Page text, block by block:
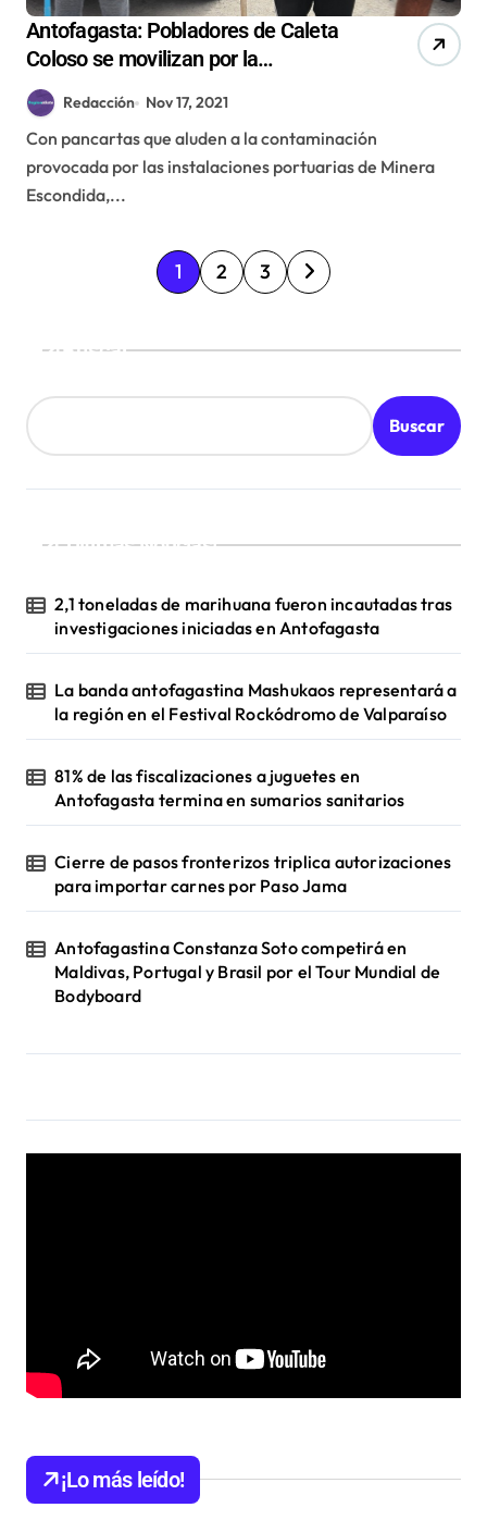
Antofagasta: Pobladores de Caleta
Coloso se movilizan por la
contaminación de Minera Escondida
e inician demanda civil
Redacción Nov 17, 2021
Con pancartas que aluden a la contaminación
provocada por las instalaciones portuarias de Minera
Escondida,...
P
a
a
c
ó
n
d
e
e
n
t
r
d
a
s
1 2 3
Buscar
Buscar
¡Ultimas Noticias!
2,1 toneladas de marihuana fueron incautadas tras
investigaciones iniciadas en Antofagasta
La banda antofagastina Mashukaos representará a
la región en el Festival Rockódromo de Valparaíso
81% de las fiscalizaciones a juguetes en
Antofagasta termina en sumarios sanitarios
Cierre de pasos fronterizos triplica autorizaciones
para importar carnes por Paso Jama
Antofagastina Constanza Soto competirá en
Maldivas, Portugal y Brasil por el Tour Mundial de
Bodyboard
¡Lo más leído!